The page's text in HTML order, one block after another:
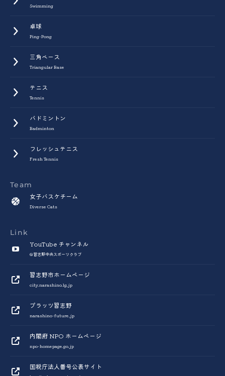
Swimming
卓球
Ping-Pong
三角ベース
Triangular Base
テニス
Tennis
バドミントン
Badminton
フレッシュテニス
Fresh Tennis
Team
女子バスケチーム
Diverse Cats
Link
YouTube チャンネル
@習志野中央スポーツクラブ
習志野市ホームページ
city.narashino.lg.jp
プラッツ習志野
narashino-future.jp
内閣府 NPO ホームページ
npo-homepage.go.jp
国税庁法人番号公表サイト